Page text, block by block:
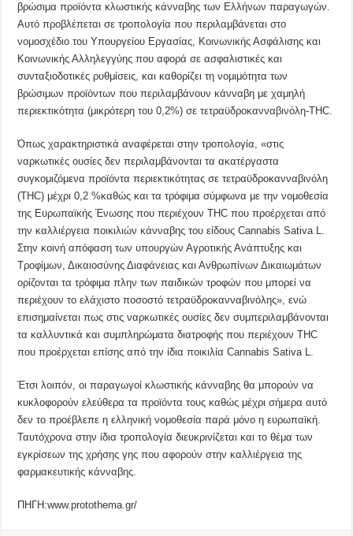
βρώσιμα προϊόντα κλωστικής κάνναβης των Ελλήνων παραγωγών.
Αυτό προβλέπεται σε τροπολογία που περιλαμβάνεται στο
νομοσχέδιο του Υπουργείου Εργασίας, Κοινωνικής Ασφάλισης και
Κοινωνικής Αλληλεγγύης που αφορά σε ασφαλιστικές και
συνταξιοδοτικές ρυθμίσεις, και καθορίζει τη νομιμότητα των
βρώσιμων προϊόντων που περιλαμβάνουν κάνναβη με χαμηλή
περιεκτικότητα (μικρότερη του 0,2%) σε τετραϋδροκανναβινόλη-THC.
Όπως χαρακτηριστικά αναφέρεται στην τροπολογία, «στις
ναρκωτικές ουσίες δεν περιλαμβάνονται τα ακατέργαστα
συγκομιζόμενα προϊόντα περιεκτικότητας σε τετραϋδροκανναβινόλη
(THC) μέχρι 0,2 %καθώς και τα τρόφιμα σύμφωνα με την νομοθεσία
της Ευρωπαϊκής Ένωσης που περιέχουν THC που προέρχεται από
την καλλιέργεια ποικιλιών κάνναβης του είδους Cannabis Sativa L.
Στην κοινή απόφαση των υπουργών Αγροτικής Ανάπτυξης και
Τροφίμων, Δικαιοσύνης Διαφάνειας και Ανθρωπίνων Δικαιωμάτων
ορίζονται τα τρόφιμα πλην των παιδικών τροφών που μπορεί να
περιέχουν το ελάχιστο ποσοστό τετραϋδροκανναβινόλης», ενώ
επισημαίνεται πως στις ναρκωτικές ουσίες δεν συμπεριλαμβάνονται
τα καλλυντικά και συμπληρώματα διατροφής που περιέχουν THC
που προέρχεται επίσης από την ίδια ποικιλία Cannabis Sativa L.
Έτσι λοιπόν, οι παραγωγοί κλωστικής κάνναβης θα μπορούν να
κυκλοφορούν ελεύθερα τα προϊόντα τους καθώς μέχρι σήμερα αυτό
δεν το προέβλεπε η ελληνική νομοθεσία παρά μόνο η ευρωπαϊκή.
Ταυτόχρονα στην ίδια τροπολογία διευκρινίζεται και το θέμα των
εγκρίσεων της χρήσης γης που αφορούν στην καλλιέργεια της
φαρμακευτικής κάνναβης.
ΠΗΓΗ:www.protothema.gr/